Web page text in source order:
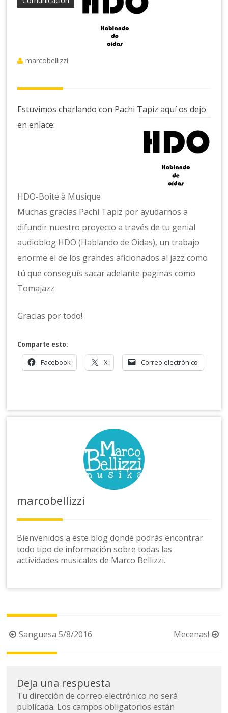
marcobellizzi
Estuvimos charlando con Pachi Tapiz aquí os dejo
en enlace:
HDO-Boîte à Musique
Muchas gracias Pachi Tapiz por ayudarnos a
difundir nuestro proyecto a través de tu genial
audioblog HDO (Hablando de Oidas), un trabajo
enorme el de los grandes aficionados al jazz como
tú que conseguís sacar adelante paginas como
Tomajazz
Gracias por todo!
Comparte esto:
Facebook X Correo electrónico
marcobellizzi
Bienvenidos a este blog donde podrás encontrar
todo tipo de información sobre todas las
actividades musicales de Marco Bellizzi.
Navegación
de
Sanguesa 5/8/2016 Mecenas!
Deja una respuesta
Tu dirección de correo electrónico no será
publicada. Los campos obligatorios están